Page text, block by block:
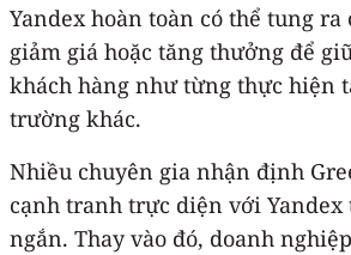
Yandex hoàn toàn có thể tung
giảm giá hoặc tăng thưởng để
khách hàng như từng thực hiện
trường khác.
Nhiều chuyên gia nhận định
cạnh tranh trực diện với
ngắn. Thay vào đó, doanh